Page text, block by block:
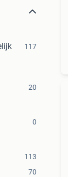
117
20
0
113
70